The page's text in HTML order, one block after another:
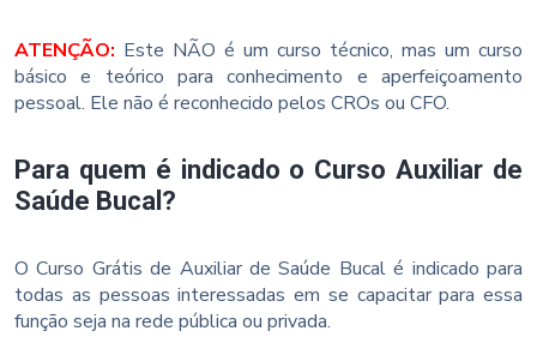
ATENÇÃO: Este NÃO é um curso técnico, mas um curso
básico e teórico para conhecimento e aperfeiçoamento
pessoal. Ele não é reconhecido pelos CROs ou CFO.
Para quem é indicado o Curso Auxiliar de
Saúde Bucal?
O Curso Grátis de Auxiliar de Saúde Bucal é indicado para
todas as pessoas interessadas em se capacitar para essa
função seja na rede pública ou privada.